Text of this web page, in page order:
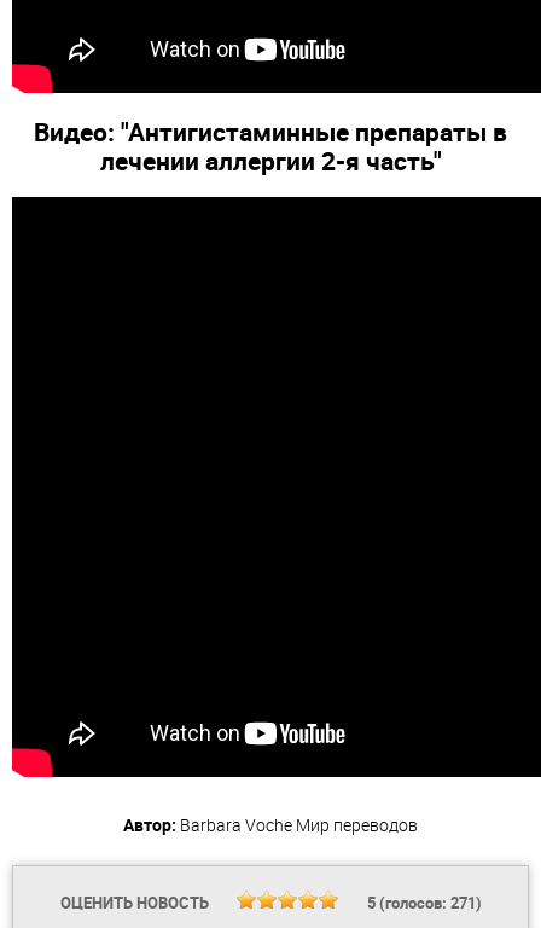
Видео: "Антигистаминные препараты в
лечении аллергии 2-я часть"
Автор: Barbara Voche Мир переводов
ОЦЕНИТЬ НОВОСТЬ 5(голосов: 271)